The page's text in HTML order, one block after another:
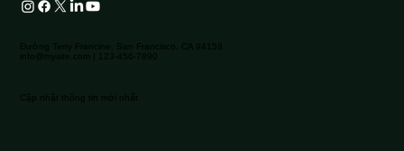
Đường Terry Francine, San Francisco, CA 94158
| 123-456-7890
Cập nhật thông tin mới nhất